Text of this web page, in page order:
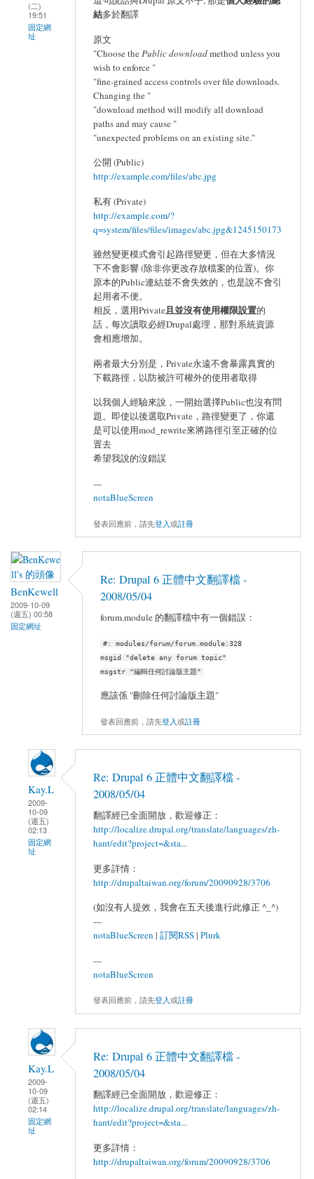
(二)
19:51
固定網
址
結多於翻譯
原文
"Choose the Public downloadmethod unless you
wish to enforce "
"fine-grained access controls over file downloads.
Changing the "
"download method will modify all download
paths and may cause "
"unexpected problems on an existing site."
公開 (Public)
http://example.com/files/abc.jpg
私有 (Private)
http://example.com/?
q=system/files/files/images/abc.jpg&1245150173
雖然變更模式會引起路徑變更，但在大多情況
下不會影響 (除非你更改存放檔案的位置)。你
原本的Public連結並不會失效的，也是說不會引
起用者不便。
相反，選用Private且並沒有使用權限設置的
話，每次讀取必經Drupal處理，那對系統資源
會相應增加。
兩者最大分別是，Private永遠不會暴露真實的
下載路徑，以防被許可權外的使用者取得
以我個人經驗來說，一開始選擇Public也沒有問
題。即使以後選取Private，路徑變更了，你還
是可以使用mod_rewrite來將路徑引至正確的位
置去
希望我說的沒錯誤
---
notaBlueScreen
發表回應前，請先登入或註冊
BenKewell
2009-10-09
(週五) 00:58
固定網址
Re: Drupal 6 正體中文翻譯檔 -
2008/05/04
forum.module 的翻譯檔中有一個錯誤：
#: modules/forum/forum.module:328
msgid "delete any forum topic"
msgstr "編輯任何討論版主題"
應該係 "刪除任何討論版主題"
發表回應前，請先登入或註冊
Kay.L
2009-
10-09
(週五)
02:13
固定網
址
Re: Drupal 6 正體中文翻譯檔 -
2008/05/04
翻譯經已全面開放，歡迎修正：
http://localize.drupal.org/translate/languages/zh-
hant/edit?project=&sta...
更多詳情：
http://drupaltaiwan.org/forum/20090928/3706
(如沒有人提效，我會在五天後進行此修正 ^_^)
---
notaBlueScreen | 訂閱RSS| Plurk
---
notaBlueScreen
發表回應前，請先登入或註冊
Kay.L
2009-
10-09
(週五)
02:14
固定網
址
Re: Drupal 6 正體中文翻譯檔 -
2008/05/04
翻譯經已全面開放，歡迎修正：
http://localize.drupal.org/translate/languages/zh-
hant/edit?project=&sta...
更多詳情：
http://drupaltaiwan.org/forum/20090928/3706